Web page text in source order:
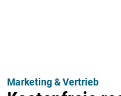
Marketing & Vertrieb